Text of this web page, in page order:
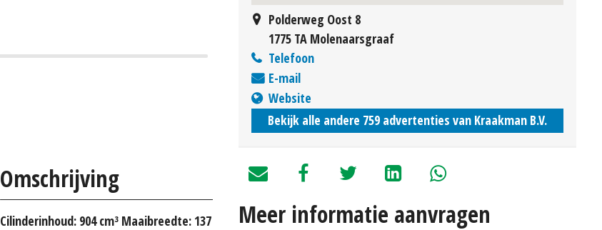
Omschrijving
Cilinderinhoud: 904 cm³ Maaibreedte: 137
Polderweg Oost 8
1775 TA Molenaarsgraaf
Telefoon
E-mail
Website
Bekijk alle andere 759 advertenties van Kraakman B.V.
Meer informatie aanvragen